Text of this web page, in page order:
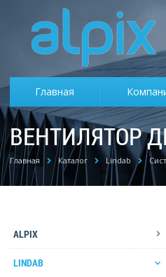
Главная
ВЕНТИЛЯТОР
Главная Каталог Lindab
ALPIX
LINDAB